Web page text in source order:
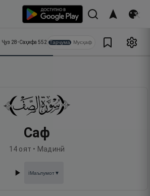
Ҷуз 28•Саҳифа 552 Тарҷума Мусҳаф
Саф
14 оят • Мадинӣ
ℹ️Маълумот▼